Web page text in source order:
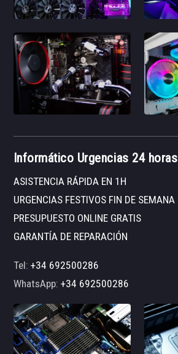
Informático Urgencias 24 horas
ASISTENCIA RÁPIDA EN 1H
URGENCIAS FESTIVOS FIN DE SEMANA
PRESUPUESTO ONLINE GRATIS
GARANTÍA DE REPARACIÓN
Tel:+34 692500286
WhatsApp:+34 692500286